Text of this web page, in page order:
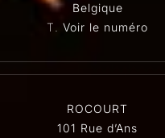
Belgique
T. Voir le numéro
ROCOURT
101 Rue d’Ans